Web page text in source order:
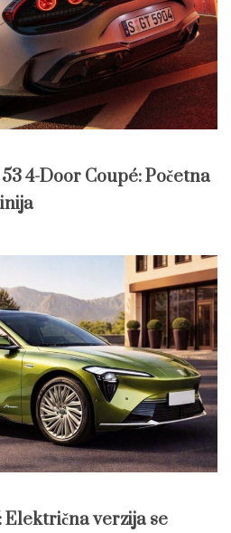
4-Door Coupé: Početna
Električna verzija se